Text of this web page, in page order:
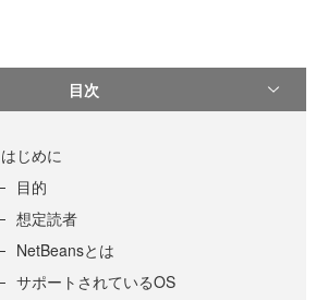
目次
はじめに
目的
想定読者
NetBeansとは
サポートされているOS